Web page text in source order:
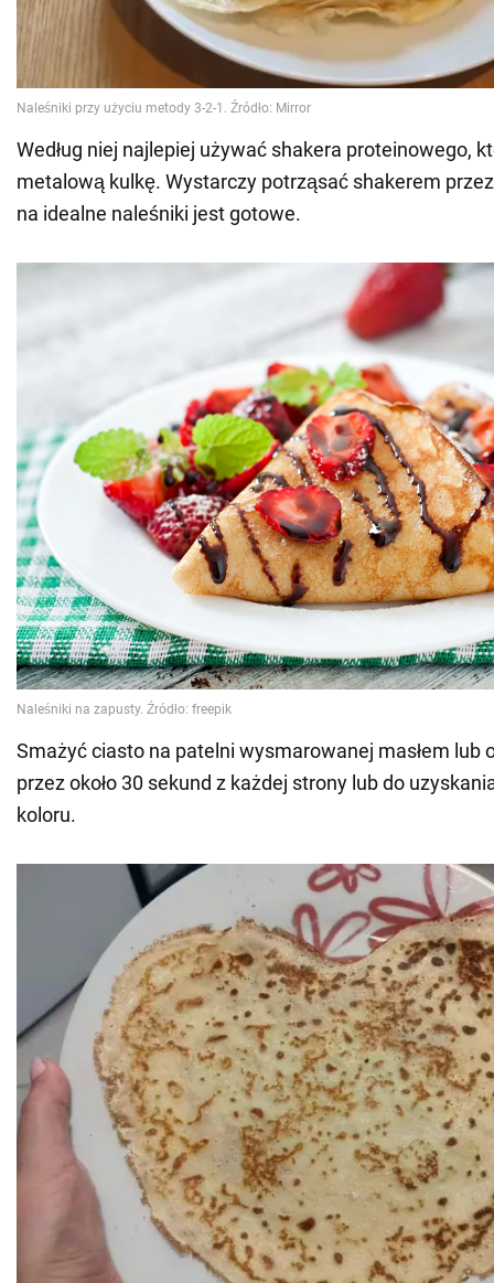
Według niej najlepiej używać shakera proteinowego,
metalową kulkę. Wystarczy potrząsać shakerem
na idealne naleśniki jest gotowe.
Smażyć ciasto na patelni wysmarowanej masłem lub
przez około 30 sekund z każdej strony lub do
koloru.